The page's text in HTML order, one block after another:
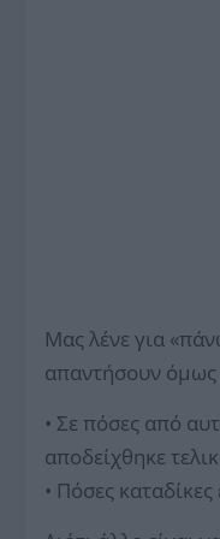
Μας λένε για
απαντήσουν όμως
• Σε πόσες από
αποδείχθηκε
• Πόσες